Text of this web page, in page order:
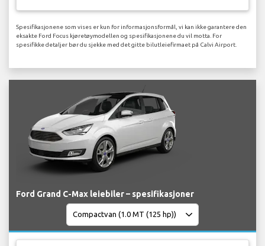
Spesifikasjonene som vises er kun for informasjonsformål, vi kan ikke garantere den
eksakte Ford Focus kjøretøymodellen og spesifikasjonene du vil motta. For
spesifikke detaljer bør du sjekke med det gitte bilutleiefirmaet på Calvi Airport.
Ford Grand C-Max leiebiler – spesifikasjoner